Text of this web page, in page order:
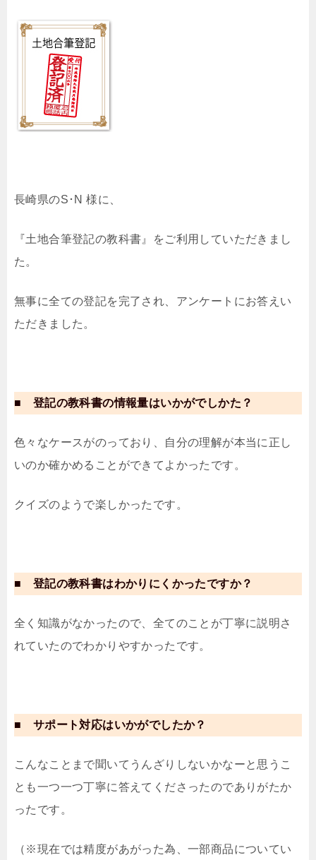
長崎県のS･N 様に、
『土地合筆登記の教科書』をご利用していただきまし
た。
無事に全ての登記を完了され、アンケートにお答えい
ただきました。
■ 登記の教科書の情報量はいかがでしかた？
色々なケースがのっており、自分の理解が本当に正し
いのか確かめることができてよかったです。
クイズのようで楽しかったです。
■ 登記の教科書はわかりにくかったですか？
全く知識がなかったので、全てのことが丁寧に説明さ
れていたのでわかりやすかったです。
■ サポート対応はいかがでしたか？
こんなことまで聞いてうんざりしないかなーと思うこ
とも一つ一つ丁寧に答えてくださったのでありがたか
ったです。
（※現在では精度があがった為、一部商品についてい